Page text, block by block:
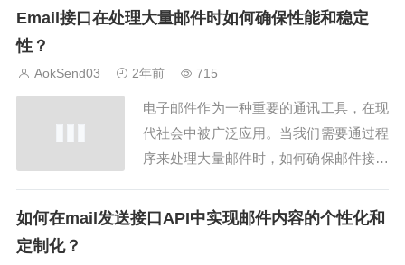
ansfer Protocol）服务器以支持邮件发送
注意...
Email接口在处理大量邮件时如何确保性能和稳定
性？
AokSend03 2年前 715
电子邮件作为一种重要的通讯工具，在现
代社会中被广泛应用。当我们需要通过程
序来处理大量邮件时，如何确保邮件接口
探讨在处理大量邮件时，邮件接口是如何
如何在mail发送接口API中实现邮件内容的个性化和
定制化？